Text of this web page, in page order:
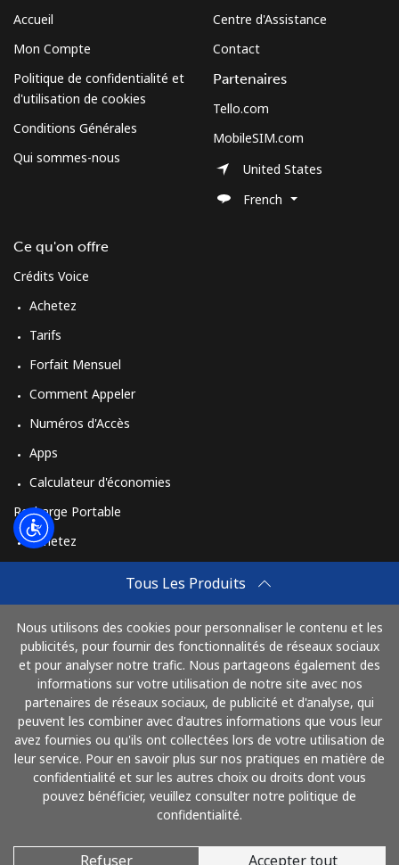
Tous Les Produits
Nous utilisons des cookies pour personnaliser le contenu et les
publicités, pour fournir des fonctionnalités de réseaux sociaux
et pour analyser notre trafic. Nous partageons également des
informations sur votre utilisation de notre site avec nos
partenaires de réseaux sociaux, de publicité et d'analyse, qui
peuvent les combiner avec d'autres informations que vous leur
avez fournies ou qu'ils ont collectées lors de votre utilisation de
leur service. Pour en savoir plus sur nos pratiques en matière de
confidentialité et sur les autres choix ou droits dont vous
pouvez bénéficier, veuillez consulter notre politique de
confidentialité.
Refuser Accepter tout
Accueil
Mon Compte
Politique de confidentialité et
d'utilisation de cookies
Conditions Générales
Qui sommes-nous
Ce qu'on offre
Crédits Voice
Achetez
Tarifs
Forfait Mensuel
Comment Appeler
Numéros d'Accès
Apps
Calculateur d'économies
Recharge Portable
Achetez
Achetez
Mode de fonctionnement
Centre d'Assistance
Contact
Partenaires
Tello.com
MobileSIM.com
United States
French
Payez avec